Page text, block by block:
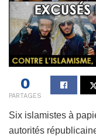
0
PARTAGES
Six islamistes à
autorités